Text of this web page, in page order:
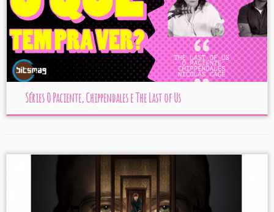
Séries O Paciente, Chippendales e The Last of Us